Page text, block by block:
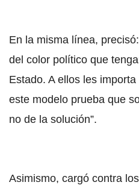
En la misma línea,
del color político que
Estado. A ellos les
este modelo prueba que
no de la solución”.
Asimismo, cargó contra